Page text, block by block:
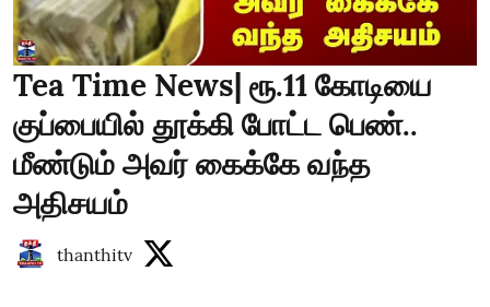
Tea Time News| ரூ.11 கோடியை
குப்பையில் தூக்கி போட்ட பெண்..
மீண்டும் அவர் கைக்கே வந்த
அதிசயம்
thanthitv